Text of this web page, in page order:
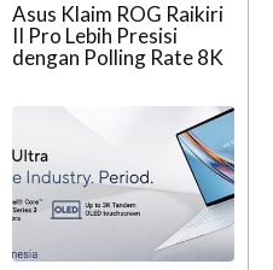
Asus Klaim ROG Raikiri
II Pro Lebih Presisi
dengan Polling Rate 8K